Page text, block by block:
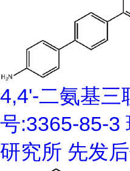
4,4'-二氨基三
号:3365-85-3
研究所 先发